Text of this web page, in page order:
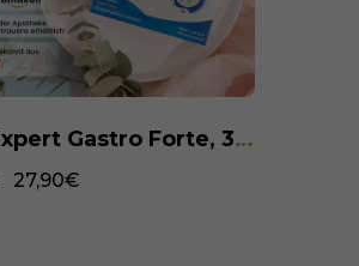
SanaExpert Meno Forte, 60 Kapseln
24,90€